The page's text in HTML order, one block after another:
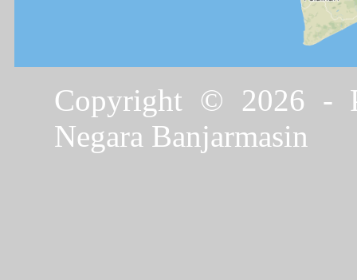
Copyright © 2026 -
Negara Banjarmasin